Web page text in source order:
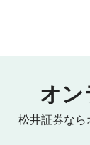
オン
松井証券なら